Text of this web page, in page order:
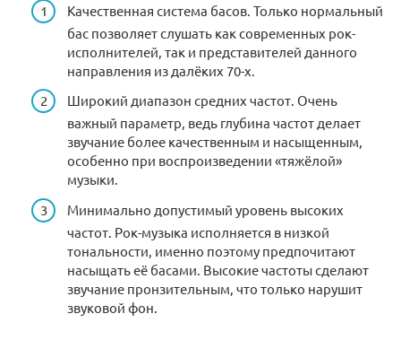
Качественная система басов. Только нормальный
бас позволяет слушать как современных рок-
исполнителей, так и представителей данного
направления из далёких 70-х.
Широкий диапазон средних частот. Очень
важный параметр, ведь глубина частот делает
звучание более качественным и насыщенным,
особенно при воспроизведении «тяжёлой»
музыки.
Минимально допустимый уровень высоких
частот. Рок-музыка исполняется в низкой
тональности, именно поэтому предпочитают
насыщать её басами. Высокие частоты сделают
звучание пронзительным, что только нарушит
звуковой фон.